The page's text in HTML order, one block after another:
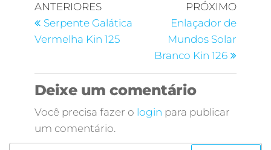
ANTERIORES
Serpente Galática
Vermelha Kin 125
PRÓXIMO
Enlaçador de
Mundos Solar
Branco Kin 126
Deixe um comentário
Você precisa fazer o login para publicar
um comentário.